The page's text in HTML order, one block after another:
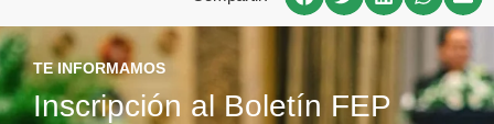
TE INFORMAMOS
Inscripción al Boletín FEP